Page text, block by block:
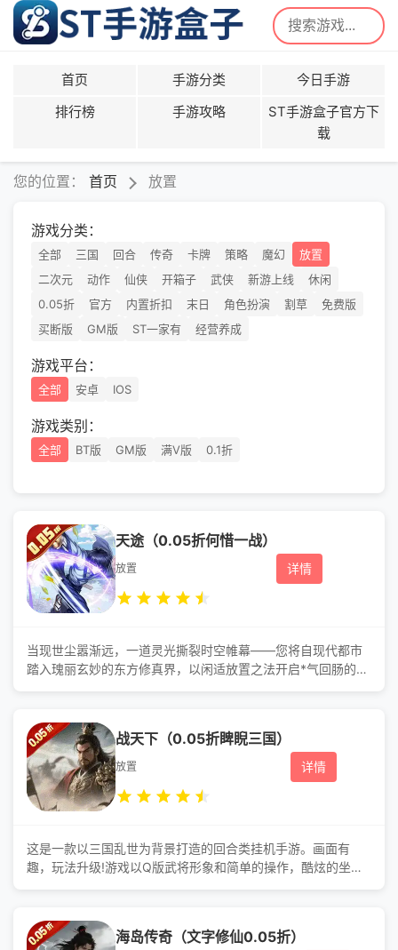
首页 手游分类
今日手游
排行榜
手游攻略
ST手游盒子官方下
载
您的位置： 首页 放置
游戏分类：
全部 三国 回合 传奇 卡牌 策略 魔幻
放置
二次元
动作 仙侠 开箱子 武侠 新游上线
休闲
0.05折
官方 内置折扣 末日 角色扮演 割草
免费版
买断版
GM版 ST一家有 经营养成
游戏平台：
全部 安卓 IOS
游戏类别：
全部 BT版 GM版 满V版 0.1折
天途（0.05折何惜一战）
放置 详情
当现世尘嚣渐远，一道灵光撕裂时空帷幕——您将自现代都市
踏入瑰丽玄妙的东方修真界，以闲适放置之法开启*气回肠的降
合破境契机，每场对决皆是智谋交锋。无论秘境探幽、仙塔问
心，亦或鏖战上古遗墟，运筹帷幄间自可谈笑破敌，见证角色
自筑基凡躯蜕变为渡劫真仙。 世界深度复刻修真文明：踏飞剑
遨游八荒
战天下（0.05折睥睨三国）
放置 详情
这是一款以三国乱世为背景打造的回合类挂机手游。画面有
趣，玩法升级!游戏以Q版武将形象和简单的操作，酷炫的坐骑
一样的三国!龙腾于天，长吟天地，谁是王者! 游戏福利
福利介绍： 1.登录送千元充值卡，超多转盘抽奖券 2.升
海岛传奇（文字修仙0.05折）